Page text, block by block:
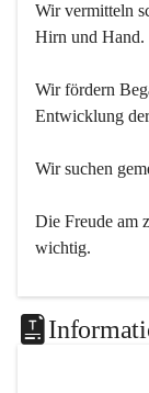
Wir vermitteln
Hirn und Hand.
Wir fördern
Entwicklung
Wir suchen
Die Freude am
wichtig.